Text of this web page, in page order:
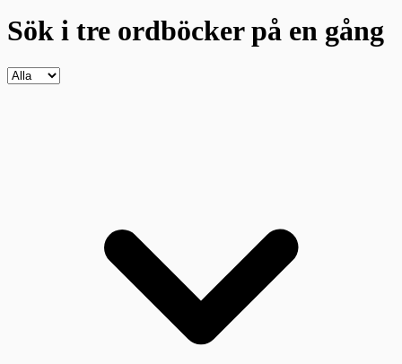
Sök i tre ordböckerpå en gång